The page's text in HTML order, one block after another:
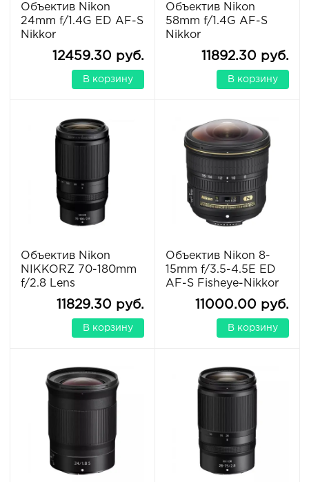
Объектив Nikon
24mm f/1.4G ED AF-S
Nikkor
12459.30 руб.
В корзину
Объектив Nikon
58mm f/1.4G AF-S
Nikkor
11892.30 руб.
В корзину
Объектив Nikon
NIKKORZ 70-180mm
f/2.8 Lens
11829.30 руб.
В корзину
Объектив Nikon 8-
15mm f/3.5-4.5E ED
AF-S Fisheye-Nikkor
11000.00 руб.
В корзину